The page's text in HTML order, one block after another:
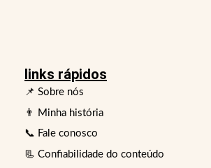
links rápidos
📌 Sobre nós
👨 Minha história
📞 Fale conosco
📃 Confiabilidade do conteúdo